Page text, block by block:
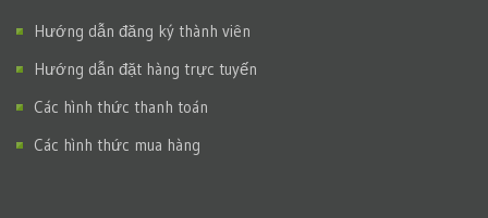
Hướng dẫn đăng ký thành viên
Hướng dẫn đặt hàng trực tuyến
Các hình thức thanh toán
Các hình thức mua hàng